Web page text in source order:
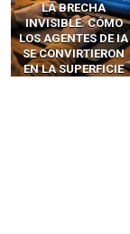
LA BRECHA
INVISIBLE: CÓMO
LOS AGENTES DE IA
SE CONVIRTIERON
EN LA SUPERFICIE